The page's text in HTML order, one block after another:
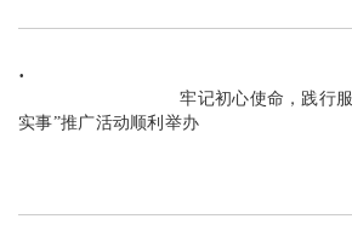
                               牢记初心使命，践行服务宗旨|“我为同学做
实事”推广活动顺利举办